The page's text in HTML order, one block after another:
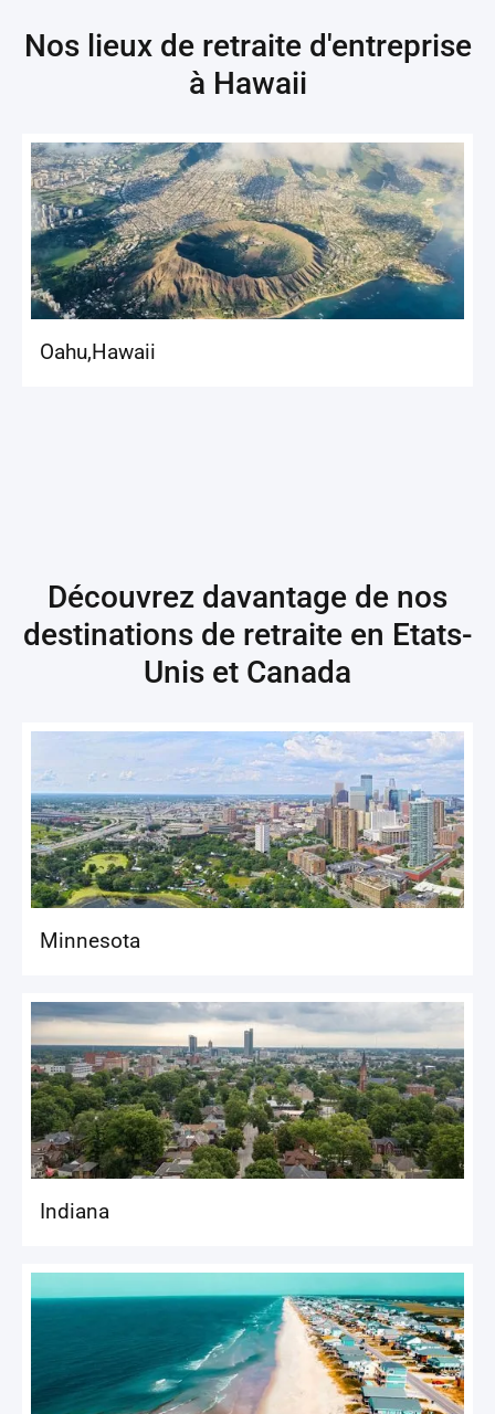
Nos lieux de retraite d'entreprise
à Hawaii
Oahu,Hawaii
Découvrez davantage de nos
destinations de retraite en Etats-
Unis et Canada
Minnesota
Indiana